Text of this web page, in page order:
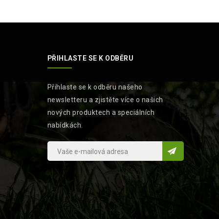
PŘIHLASTE SE K ODBĚRU
Přihlaste se k odběru našeho
newsletteru a zjistěte více o našich
nových produktech a speciálních
nabídkách.